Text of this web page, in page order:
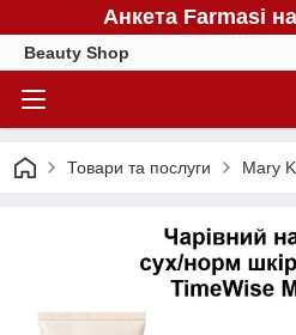
Анкета Farmasi
Beauty Shop
Товари та послуги Mary